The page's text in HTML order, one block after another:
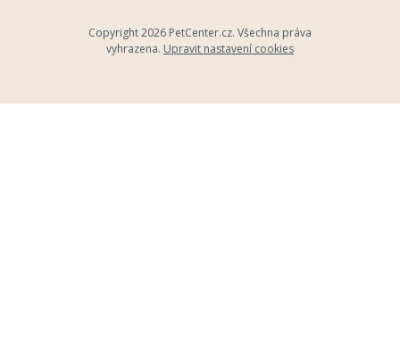
Copyright 2026 PetCenter.cz. Všechna práva
vyhrazena. Upravit nastavení cookies